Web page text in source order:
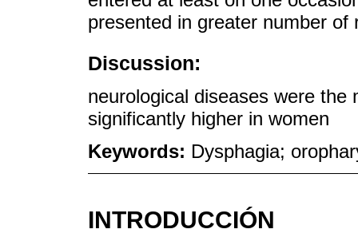
presented in greater number
Discussion:
neurological diseases were
significantly higher in women
Keywords: Dysphagia;
INTRODUCCIÓN